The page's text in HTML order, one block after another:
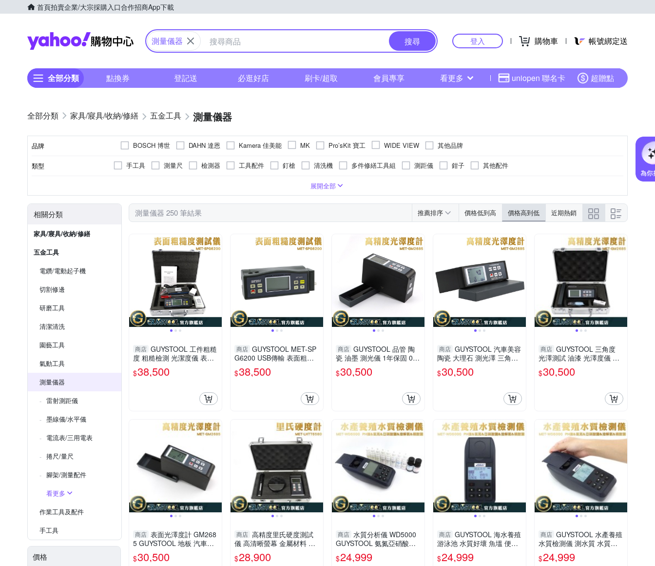
首頁拍賣企業/大宗採購入口合作招商App下載
Yahoo購物中心
測量儀器 搜尋 登入 購物車 帳號綁定送
全部分類 點換券 登記送 必逛好店 刷卡/超取 會員專享 看更多 uniopen 聯名卡 超贈點
家具/寢具/收納/修繕 五金工具 測量儀器
品牌 BOSCH 博世 DAHN 達恩 Kamera 佳美能 MK Pro’sKit 寶工 WIDE VIEW 其他品牌
類型 手工具 測量尺 檢測器 工具配件 釘槍 清洗機 多件修繕工具組 測距儀 鉗子 其他配件
展開全部
相關分類
家具/寢具/收納/修繕
五金工具
電鑽/電動起子機
切割修邊
研磨工具
清潔清洗
園藝工具
氣動工具
測量儀器
雷射測距儀
墨線儀/水平儀
電流表/三用電表
捲尺/量尺
腳架/測量配件
看更多
作業工具及配件
手工具
價格
測量儀器 250 筆結果 推薦排序 價格低到高 價格高到低 近期熱銷
商店 GUYSTOOL 工件粗糙
度 粗糙檢測 光潔度儀 表面
測量 粗糙度MET-SPG6200
可充電 USB傳輸 電感式測
$38,500
商店 GUYSTOOL MET-SP
G6200 USB傳輸 表面粗糙
度測試儀(保固1年) 伸縮工
作臺 光潔度儀 粗糙檢測 平
$38,500
商店 GUYSTOOL 品管 陶
瓷 油墨 測光儀 1年保固 0~2
000GU 光澤測試 表面光澤
GM2685 大理石 金屬
$30,500
商店 GUYSTOOL 汽車美容
陶瓷 大理石 測光澤 三角度
0~2000GU 表面光澤度 表
面光澤MET-GM2685 光澤
$30,500
商店 GUYSTOOL 三角度
光澤測試 油漆 光澤度儀 表
面光澤度 表面光澤 MET-G
M2685 製造廠 光澤漆
$30,500
商店 表面光澤度計 GM268
5 GUYSTOOL 地板 汽車美
容 測光澤 光澤度儀 三角度
光澤測試
$30,500
商店 高精度里氏硬度測試
儀 高清晰螢幕 金屬材料 軸
承 測值穩定MET-LHTT658
0 便攜式金屬硬度計
$28,900
商店 水質分析儀 WD5000
GUYSTOOL 氨氮亞硝酸鹽
PH 溶解氧 便攜 水質檢測
養殖漁業 五項檢測指標
$24,999
商店 GUYSTOOL 海水養殖
游泳池 水質好壞 魚塭 便攜
水質測試儀 測水質 MET-W
D5000
$24,999
商店 GUYSTOOL 水產養殖
水質檢測儀 測水質 水質測
試儀 水質分析儀 海水養殖M
ET-WD5000 海生館 便攜
$24,999